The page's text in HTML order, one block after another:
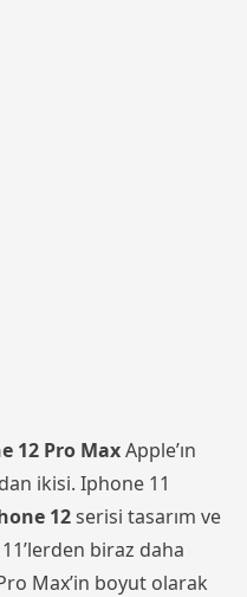
12 Pro MaxApple’ın
ikisi. Iphone 11
12serisi tasarım ve
biraz daha
Max’in boyut olarak